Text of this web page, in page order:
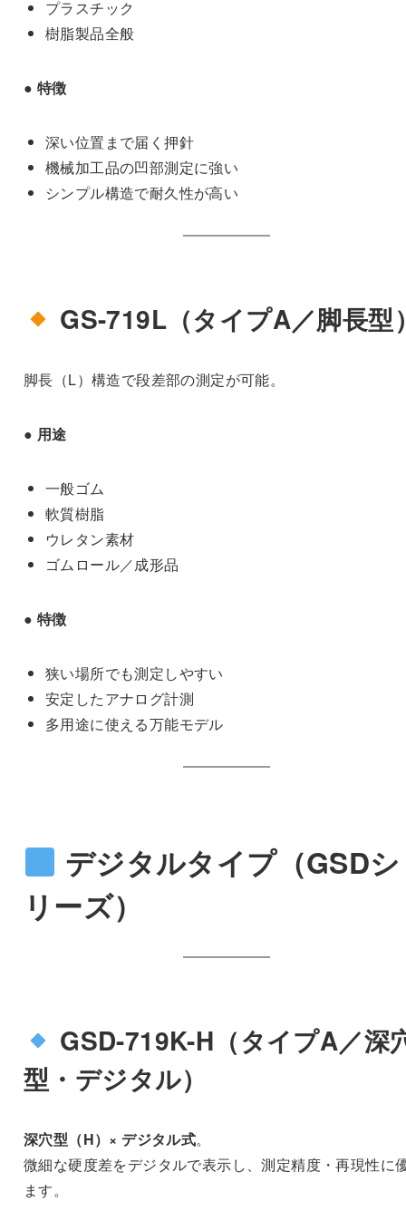
プラスチック
樹脂製品全般
● 特徴
深い位置まで届く押針
機械加工品の凹部測定に強い
シンプル構造で耐久性が高い
GS-719L（タイプA／脚長型
脚長（L）構造で段差部の測定が可能。
● 用途
一般ゴム
軟質樹脂
ウレタン素材
ゴムロール／成形品
● 特徴
狭い場所でも測定しやすい
安定したアナログ計測
多用途に使える万能モデル
デジタルタイプ（GSDシ
リーズ）
GSD-719K-H（タイプA／深
型・デジタル）
深穴型（H）× デジタル式。
微細な硬度差をデジタルで表示し、測定精度・再現性に
ます。